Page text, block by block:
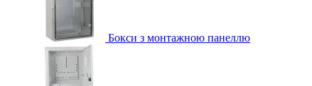
Бокси з монтажною панеллю